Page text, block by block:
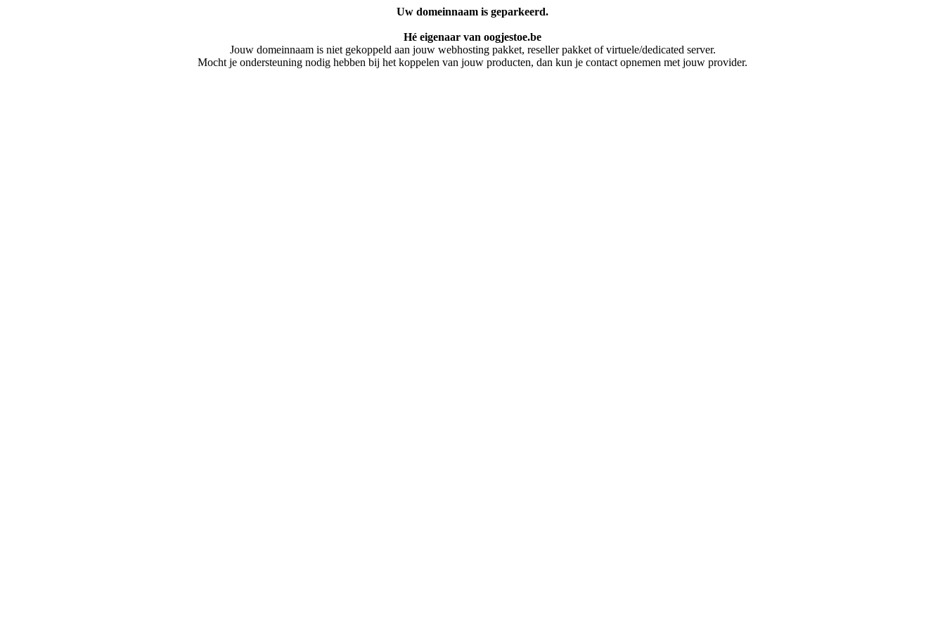
Uw domeinnaam is geparkeerd.
Hé eigenaar van oogjestoe.be
Jouw domeinnaam is niet gekoppeld aan jouw webhosting pakket, reseller pakket of virtuele/dedicated server.
Mocht je ondersteuning nodig hebben bij het koppelen van jouw producten, dan kun je contact opnemen met jouw provider.